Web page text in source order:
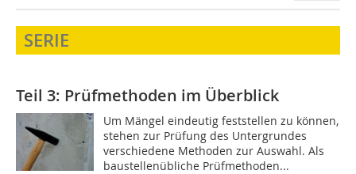
SERIE
Teil 3: Prüfmethoden im Überblick
Um Mängel eindeutig feststellen zu können,
stehen zur Prüfung des Untergrundes
verschiedene Methoden zur Auswahl. Als
baustellenübliche Prüfmethoden...